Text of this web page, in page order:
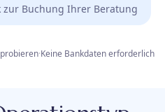
zur Buchung Ihrer Beratung
·Keine Bankdaten erforderlich